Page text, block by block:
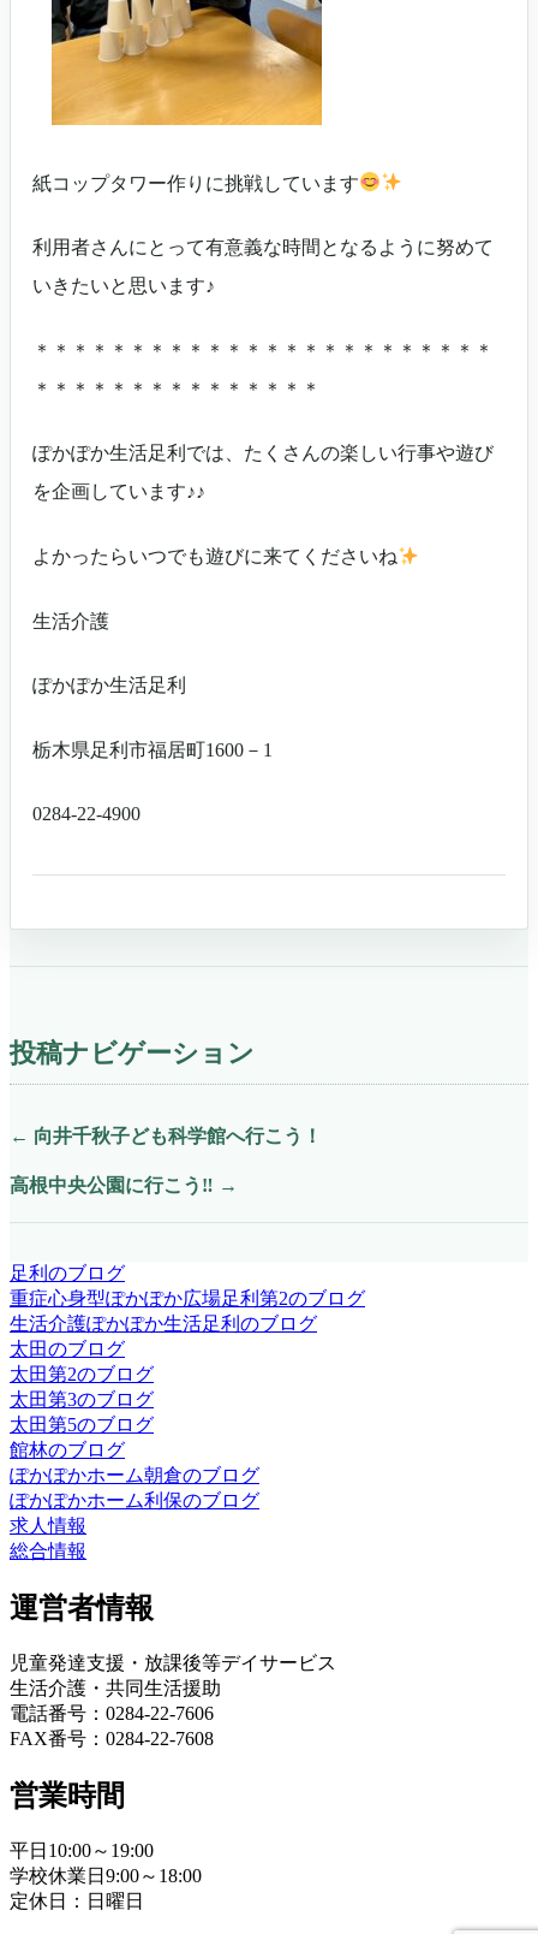
紙コップタワー作りに挑戦しています
利用者さんにとって有意義な時間となるように努めて
いきたいと思います♪
＊＊＊＊＊＊＊＊＊＊＊＊＊＊＊＊＊＊＊＊＊＊＊＊
＊＊＊＊＊＊＊＊＊＊＊＊＊＊＊
ぽかぽか生活足利では、たくさんの楽しい行事や遊び
を企画しています♪♪
よかったらいつでも遊びに来てくださいね
生活介護
ぽかぽか生活足利
栃木県足利市福居町1600－1
0284-22-4900
投稿ナビゲーション
← 向井千秋子ども科学館へ行こう！
高根中央公園に行こう‼ →
足利のブログ
重症心身型ぽかぽか広場足利第2のブログ
生活介護ぽかぽか生活足利のブログ
太田のブログ
太田第2のブログ
太田第3のブログ
太田第5のブログ
館林のブログ
ぽかぽかホーム朝倉のブログ
ぽかぽかホーム利保のブログ
求人情報
総合情報
運営者情報
児童発達支援・放課後等デイサービス
生活介護・共同生活援助
電話番号：0284-22-7606
FAX番号：0284-22-7608
営業時間
平日10:00～19:00
学校休業日9:00～18:00
定休日：日曜日